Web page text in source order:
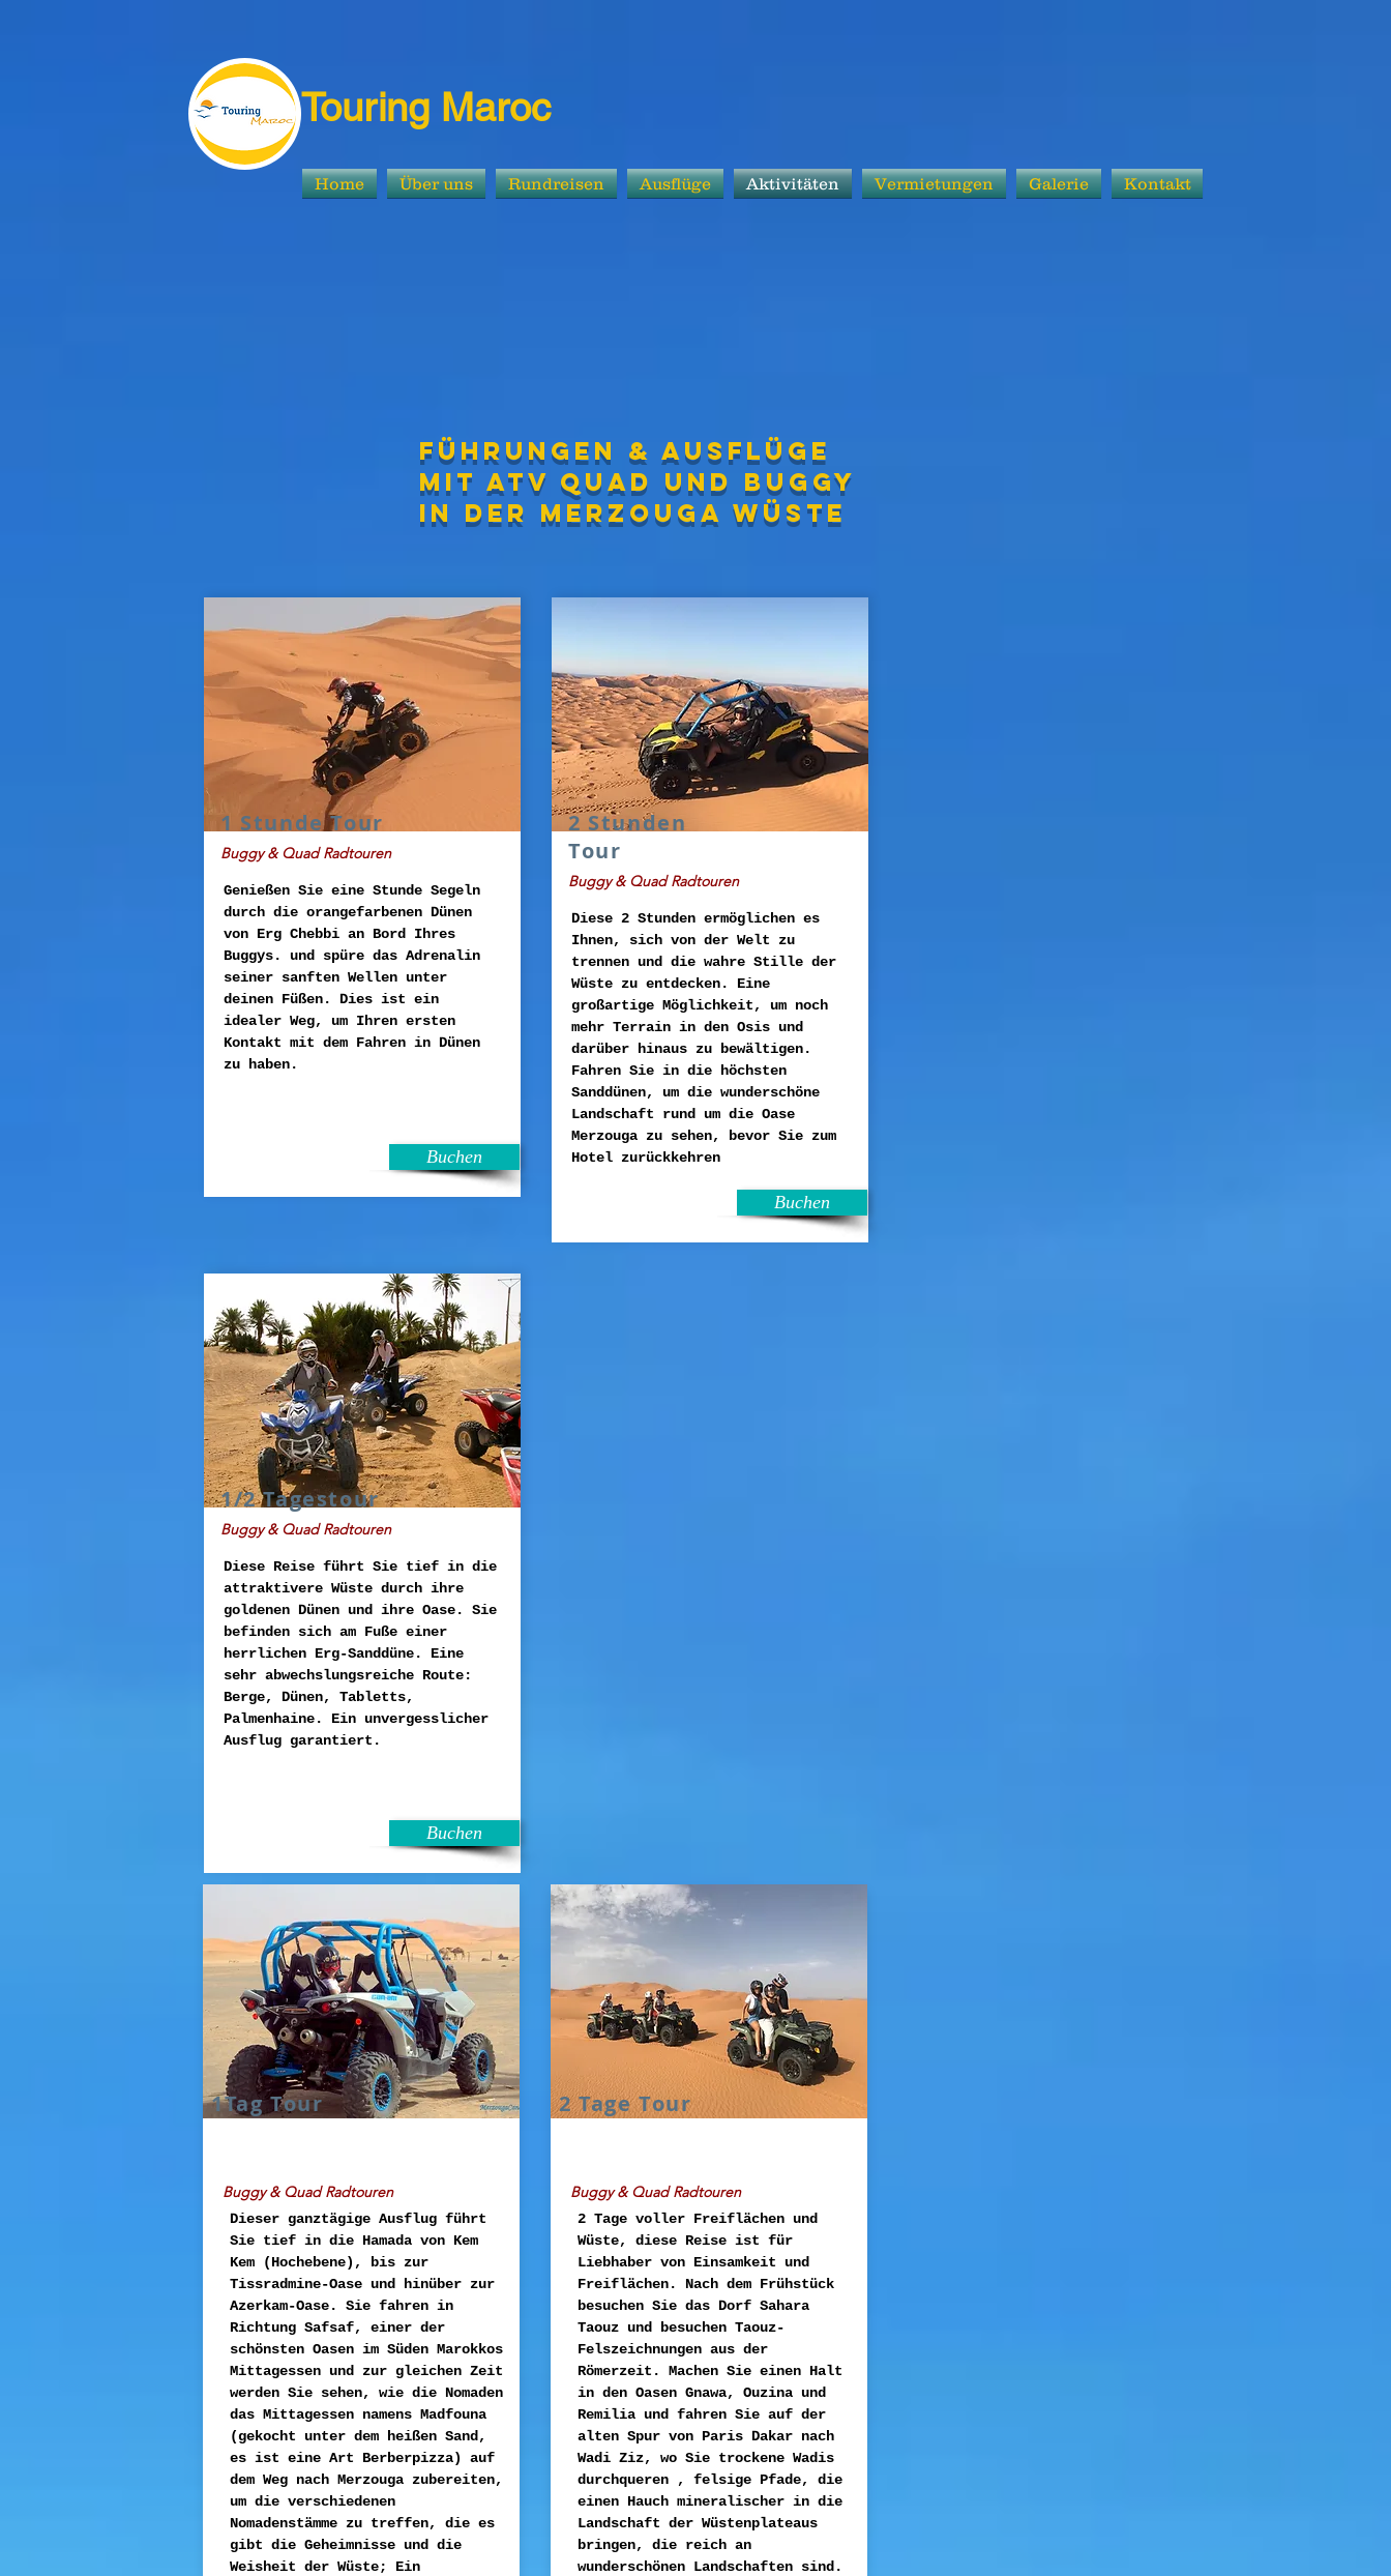
Touring Maroc
Home Über uns Rundreisen Ausflüge Aktivitäten Vermietungen Galerie Kontakt
Führungen & Ausflüge
Mit ATV Quad und Buggy
in der MERZOUGA Wüste
1 Stunde Tour
Buggy & Quad Radtouren
Genießen Sie eine Stunde Segeln
durch die orangefarbenen Dünen
von Erg Chebbi an Bord Ihres
Buggys. und spüre das Adrenalin
seiner sanften Wellen unter
deinen Füßen. Dies ist ein
idealer Weg, um Ihren ersten
Kontakt mit dem Fahren in Dünen
zu haben.
Buchen
2 Stunden
Tour
Buggy & Quad Radtouren
Diese 2 Stunden ermöglichen es
Ihnen, sich von der Welt zu
trennen und die wahre Stille der
Wüste zu entdecken. Eine
großartige Möglichkeit, um noch
mehr Terrain in den Osis und
darüber hinaus zu bewältigen.
Fahren Sie in die höchsten
Sanddünen, um die wunderschöne
Landschaft rund um die Oase
Merzouga zu sehen, bevor Sie zum
Hotel zurückkehren
Buchen
1/2 Tagestour
Buggy & Quad Radtouren
Diese Reise führt Sie tief in die
attraktivere Wüste durch ihre
goldenen Dünen und ihre Oase. Sie
befinden sich am Fuße einer
herrlichen Erg-Sanddüne. Eine
sehr abwechslungsreiche Route:
Berge, Dünen, Tabletts,
Palmenhaine. Ein unvergesslicher
Ausflug garantiert.
Buchen
1Tag Tour
Buggy & Quad Radtouren
Dieser ganztägige Ausflug führt
Sie tief in die Hamada von Kem
Kem (Hochebene), bis zur
Tissradmine-Oase und hinüber zur
Azerkam-Oase. Sie fahren in
Richtung Safsaf, einer der
schönsten Oasen im Süden Marokkos
Mittagessen und zur gleichen Zeit
werden Sie sehen, wie die Nomaden
das Mittagessen namens Madfouna
(gekocht unter dem heißen Sand,
es ist eine Art Berberpizza) auf
dem Weg nach Merzouga zubereiten,
um die verschiedenen
Nomadenstämme zu treffen, die es
gibt die Geheimnisse und die
Weisheit der Wüste; Ein
2 Tage Tour
Buggy & Quad Radtouren
2 Tage voller Freiflächen und
Wüste, diese Reise ist für
Liebhaber von Einsamkeit und
Freiflächen. Nach dem Frühstück
besuchen Sie das Dorf Sahara
Taouz und besuchen Taouz-
Felszeichnungen aus der
Römerzeit. Machen Sie einen Halt
in den Oasen Gnawa, Ouzina und
Remilia und fahren Sie auf der
alten Spur von Paris Dakar nach
Wadi Ziz, wo Sie trockene Wadis
durchqueren , felsige Pfade, die
einen Hauch mineralischer in die
Landschaft der Wüstenplateaus
bringen, die reich an
wunderschönen Landschaften sind.